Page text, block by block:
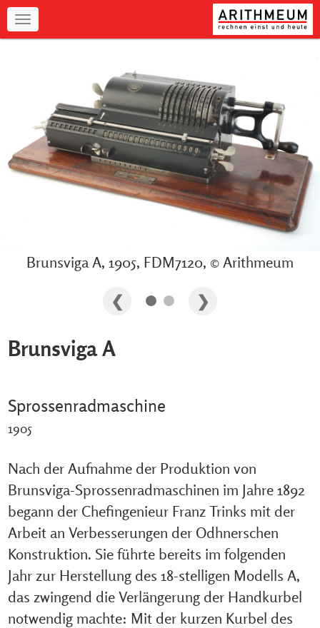
Navigation
Brunsviga A, 1905, FDM7120, © Arithmeum
Brunsviga A
Sprossenradmaschine
1905
Nach der Aufnahme der Produktion von
Brunsviga-Sprossenradmaschinen im Jahre 1892
begann der Chefingenieur Franz Trinks mit der
Arbeit an Verbesserungen der Odhnerschen
Konstruktion. Sie führte bereits im folgenden
Jahr zur Herstellung des 18-stelligen Modells A,
das zwingend die Verlängerung der Handkurbel
notwendig machte: Mit der kurzen Kurbel des